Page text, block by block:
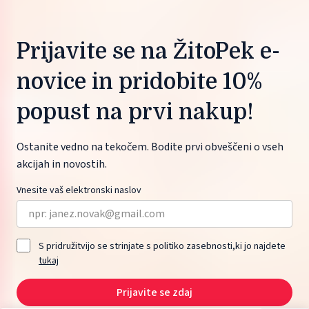
Prijavite se na ŽitoPek e-
novice in pridobite 10%
popust na prvi nakup!
Ostanite vedno na tekočem. Bodite prvi obveščeni o vseh
akcijah in novostih.
Vnesite vaš elektronski naslov
S pridružitvijo se strinjate s politiko zasebnosti,ki jo najdete
tukaj
Prijavite se zdaj